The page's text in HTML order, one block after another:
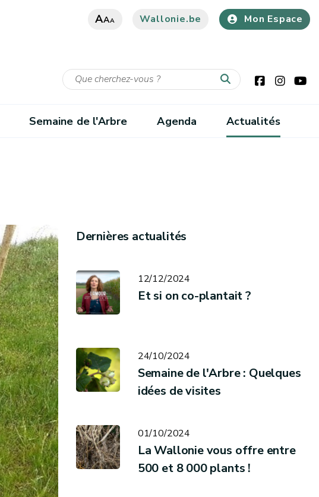
AAA Wallonie.be Mon Espace
Semaine de l'Arbre Agenda Actualités
Dernières actualités
12/12/2024
Et si on co-plantait ?
24/10/2024
Semaine de l'Arbre : Quelques
idées de visites
01/10/2024
La Wallonie vous offre entre
500 et 8 000 plants !